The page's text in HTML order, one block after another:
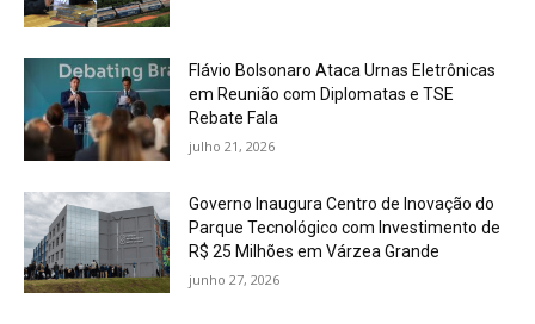
Flávio Bolsonaro Ataca Urnas Eletrônicas
em Reunião com Diplomatas e TSE
Rebate Fala
julho 21, 2026
Governo Inaugura Centro de Inovação do
Parque Tecnológico com Investimento de
R$ 25 Milhões em Várzea Grande
junho 27, 2026